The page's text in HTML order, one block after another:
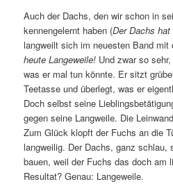
Auch der Dachs, den wir schon in
kennengelernt haben (Der Dachs
langweilt sich im neuesten Band
heute Langeweile! Und zwar so
was er mal tun könnte. Er sitzt
Teetasse und überlegt, was er
Doch selbst seine
gegen seine Langweile. Die
Zum Glück klopft der Fuchs an die
langweilig. Der Dachs, ganz schlau,
bauen, weil der Fuchs das doch am
Resultat? Genau: Langeweile.